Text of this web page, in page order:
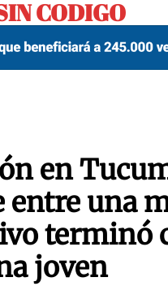
CODIGO
en
entre una
terminó
joven